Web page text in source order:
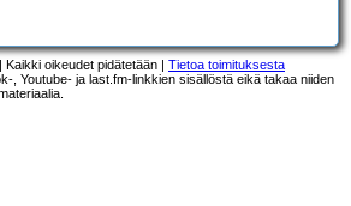
oikeudet pidätetään | Tietoa toimituksesta
, Youtube- ja last.fm-linkkien sisällöstä eikä takaa niiden